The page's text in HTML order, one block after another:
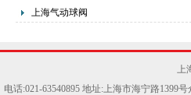
上海气动球阀
上
电话:021-63540895 地址:上海市海宁路1399